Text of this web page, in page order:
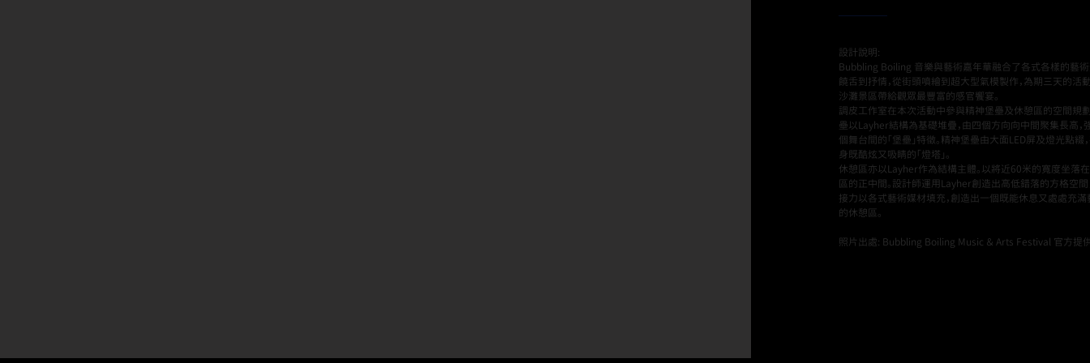
設計說明:
Bubbling Boiling 音樂與藝術嘉年華融合了各式各樣的藝術
饒舌到抒情，從街頭噴繪到超大型氣模製作，為期三天的活
沙灘景區帶給觀眾最豐富的感官饗宴。
調皮工作室在本次活動中參與精神堡壘及休憩區的空間規
壘以Layher結構為基礎堆疊，由四個方向向中間聚集長高，
個舞台間的「堡壘」特徵。精神堡壘由大面LED屏及燈光點綴
身既酷炫又吸睛的「燈塔」。
休憩區亦以Layher作為結構主體。以將近60米的寬度坐落
區的正中間。設計師運用Layher創造出高低錯落的方格空間
接力以各式藝術媒材填充，創造出一個既能休息又處處充
的休憩區。
照片出處: Bubbling Boiling Music ＆ Arts Festival 官方提